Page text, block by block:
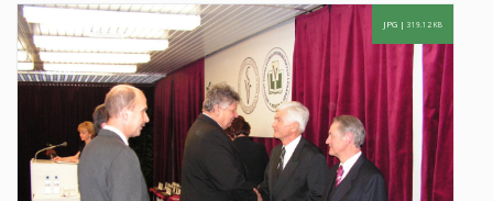
JPG | 319.12 KB